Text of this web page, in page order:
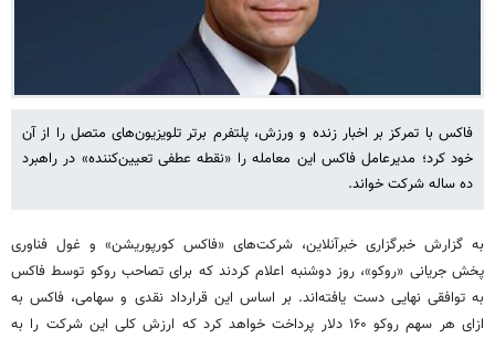
فاکس با تمرکز بر اخبار زنده و ورزش، پلتفرم برتر تلویزیون‌های متصل را از آن
خود کرد؛ مدیرعامل فاکس این معامله را «نقطه عطفی تعیین‌کننده» در راهبرد
ده ساله شرکت خواند.
به گزارش خبرگزاری خبرآنلاین، شرکت‌های «فاکس کورپوریشن» و غول فناوری
پخش جریانی «روکو»، روز دوشنبه اعلام کردند که برای تصاحب روکو توسط فاکس
به توافقی نهایی دست یافته‌اند. بر اساس این قرارداد نقدی و سهامی، فاکس به
ازای هر سهم روکو ۱۶۰ دلار پرداخت خواهد کرد که ارزش کلی این شرکت را به